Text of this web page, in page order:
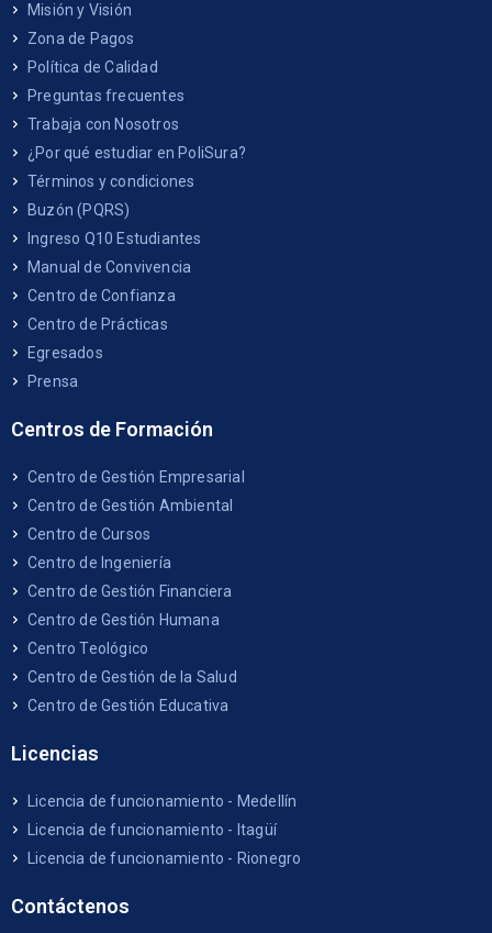
Misión y Visión
Zona de Pagos
Política de Calidad
Preguntas frecuentes
Trabaja con Nosotros
¿Por qué estudiar en PoliSura?
Términos y condiciones
Buzón (PQRS)
Ingreso Q10 Estudiantes
Manual de Convivencia
Centro de Confianza
Centro de Prácticas
Egresados
Prensa
Centros de Formación
Centro de Gestión Empresarial
Centro de Gestión Ambiental
Centro de Cursos
Centro de Ingeniería
Centro de Gestión Financiera
Centro de Gestión Humana
Centro Teológico
Centro de Gestión de la Salud
Centro de Gestión Educativa
Licencias
Licencia de funcionamiento - Medellín
Licencia de funcionamiento - Itagüí
Licencia de funcionamiento - Rionegro
Contáctenos